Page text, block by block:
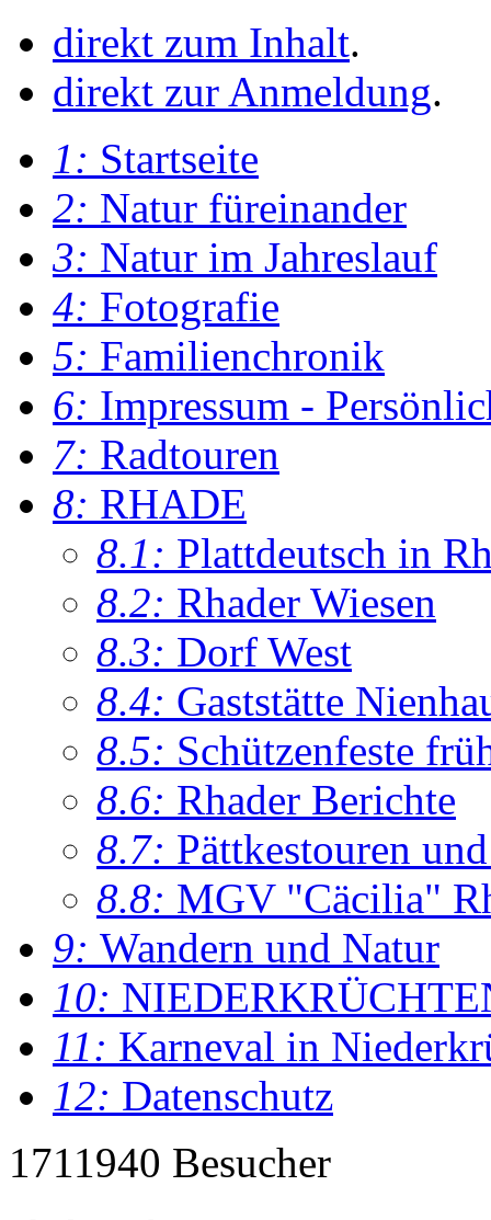
direkt zum Inhalt.
direkt zur Anmeldung.
1: Startseite
2: Natur füreinander
3: Natur im Jahreslauf
4: Fotografie
5: Familienchronik
6: Impressum -
7: Radtouren
8: RHADE
8.1: Plattdeutsch in
8.2: Rhader Wiesen
8.3: Dorf West
8.4: Gaststätte
8.5: Schützenfeste
8.6: Rhader Berichte
8.7: Pättkestouren
8.8: MGV "Cäcilia"
9: Wandern und Natur
10:
11: Karneval in
12: Datenschutz
1711940 Besucher